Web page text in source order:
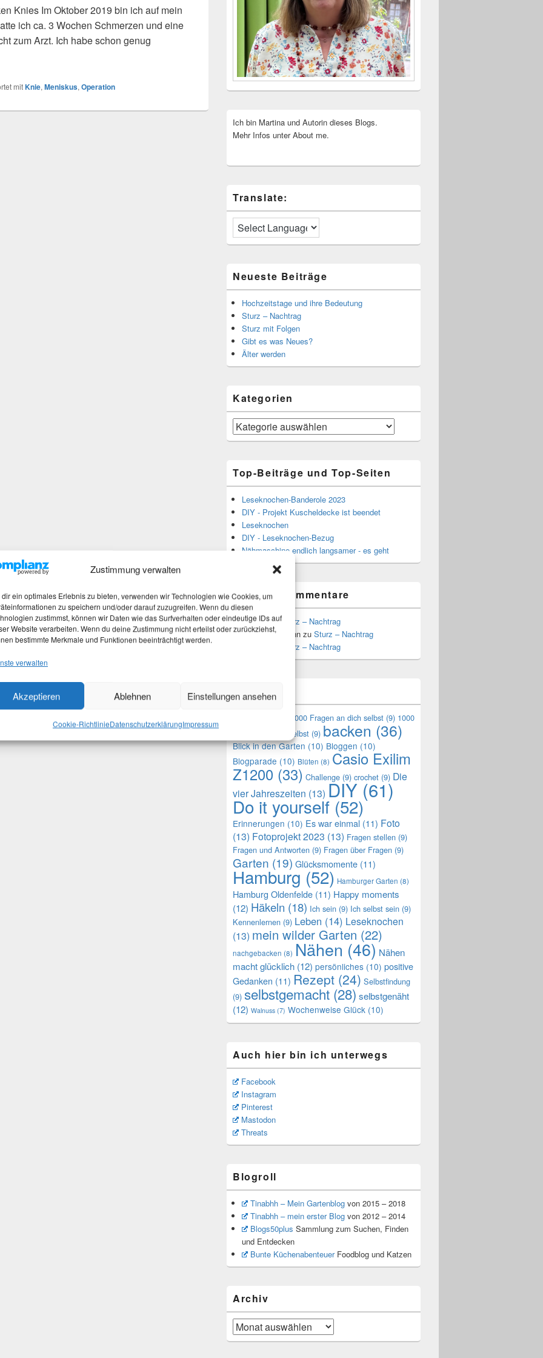
Zustimmung verwalten
dir ein optimales Erlebnis zu bieten, verwenden wir Technologien wie Cookies, um
zu speichern und/oder darauf zuzugreifen. Wenn du diesen
zustimmst, können wir Daten wie das Surfverhalten oder eindeutige IDs auf
Website verarbeiten. Wenn du deine Zustimmung nicht erteilst oder zurückziehst,
bestimmte Merkmale und Funktionen beeinträchtigt werden.
verwalten
Akzeptieren Ablehnen Einstellungen ansehen
Cookie-RichtlinieDatenschutzerklärungImpressum
Knies Im Oktober 2019 bin ich auf mein
ich ca. 3 Wochen Schmerzen und eine
zum Arzt. Ich habe schon genug
mitKnie, Meniskus, Operation
Ich bin Martina und Autorin dieses Blogs.
Mehr Infos unter About me.
Translate:
Neueste Beiträge
Hochzeitstage und ihre Bedeutung
Sturz – Nachtrag
Sturz mit Folgen
Gibt es was Neues?
Älter werden
Kategorien
Kategorien
Top-Beiträge und Top-Seiten
Leseknochen-Banderole 2023
DIY - Projekt Kuscheldecke ist beendet
Leseknochen
DIY - Leseknochen-Bezug
Nähmaschine endlich langsamer - es geht
Neueste Kommentare
MartinazuSturz – Nachtrag
Stefan Hoffmann zu Sturz – Nachtrag
Sturz – Nachtrag
Themen
1000 Fragen an dich selbst (9) 1000
Fragen an mich selbst (9) backen (36)
Blick in den Garten (10) Bloggen (10)
Blogparade (10) Blüten (8) Casio Exilim
Z1200 (33) Challenge (9) crochet (9) Die
vier Jahreszeiten (13) DIY(61)
Do it yourself (52)
Erinnerungen (10) Es war einmal (11) Foto
(13) Fotoprojekt 2023 (13) Fragen stellen (9)
Fragen und Antworten (9) Fragen über Fragen (9)
Garten (19) Glücksmomente (11)
Hamburg (52) Hamburger Garten (8)
Hamburg Oldenfelde (11) Happy moments
(12) Häkeln (18) Ich sein (9) Ich selbst sein (9)
Kennenlernen (9) Leben (14) Leseknochen
(13) mein wilder Garten (22)
nachgebacken (8) Nähen (46) Nähen
macht glücklich (12) persönliches (10) positive
Gedanken (11) Rezept (24) Selbstfindung
(9) selbstgemacht (28) selbstgenäht
(12) Walnuss (7) Wochenweise Glück (10)
Auch hier bin ich unterwegs
Facebook
Instagram
Pinterest
Mastodon
Threats
Blogroll
Tinabhh – Mein Gartenblogvon 2015 – 2018
Tinabhh – mein erster Blogvon 2012 – 2014
Blogs50plus Sammlung zum Suchen, Finden
und Entdecken
Bunte KüchenabenteuerFoodblog und Katzen
Archiv
Archiv